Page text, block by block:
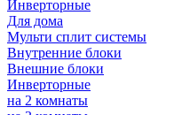
Инверторные
Для дома
Мульти сплит системы
Внутренние блоки
Внешние блоки
Инверторные
на 2 комнаты